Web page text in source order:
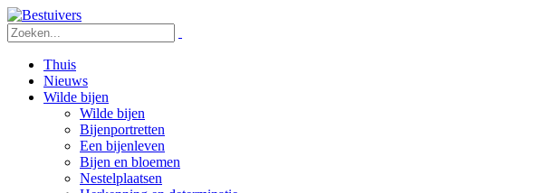
Thuis
Nieuws
Wilde bijen
Wilde bijen
Bijenportretten
Een bijenleven
Bijen en bloemen
Nestelplaatsen